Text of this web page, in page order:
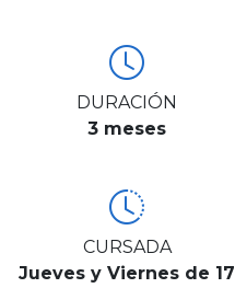
DURACIÓN
3 meses
CURSADA
Jueves y Viernes de 17